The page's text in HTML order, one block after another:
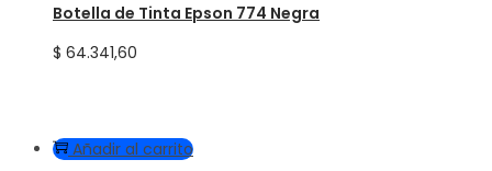
Botella de Tinta Epson 774 Negra
$ 64.341,60
Añadir al carrito